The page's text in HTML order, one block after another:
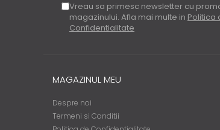
Vreau sa primesc newsletter cu
magazinului. Afla mai multe in Politica
Confidentialitate
MAGAZINUL MEU
Despre noi
Termeni si Conditii